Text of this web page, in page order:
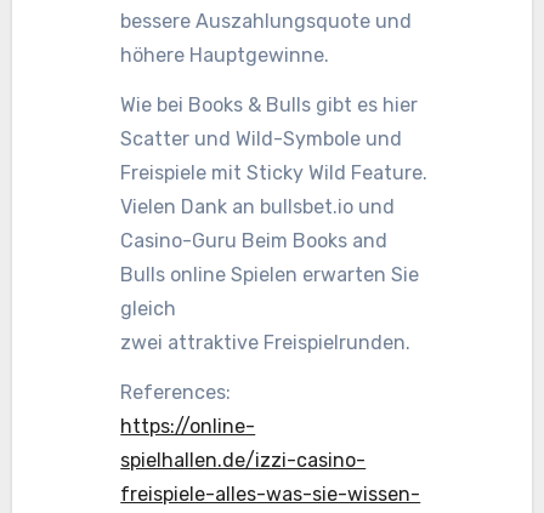
bessere Auszahlungsquote und
höhere Hauptgewinne.
Wie bei Books & Bulls gibt es hier
Scatter und Wild-Symbole und
Freispiele mit Sticky Wild Feature.
Vielen Dank an bullsbet.io und
Casino-Guru Beim Books and
Bulls online Spielen erwarten Sie
gleich
zwei attraktive Freispielrunden.
References:
https://online-
spielhallen.de/izzi-casino-
freispiele-alles-was-sie-wissen-